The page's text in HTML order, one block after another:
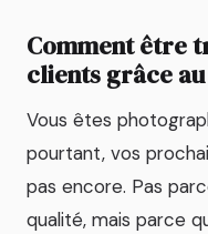
Comment être
clients grâce
Vous êtes
pourtant, vos
pas encore. Pas
qualité, mais parce